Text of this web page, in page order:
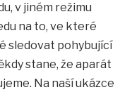
v jiném režimu
na to, ve které
sledovat pohybující
stane, že aparát
Na naší ukázce